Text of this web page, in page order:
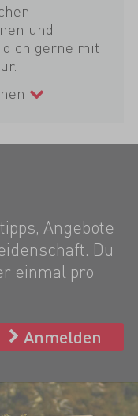
und
gerne mit
Angebote
Du
einmal pro
Anmelden